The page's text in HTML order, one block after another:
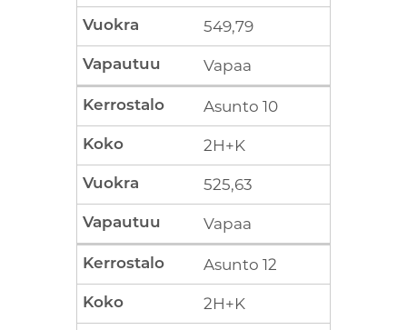
549,79
Vapaa
Asunto 10
2H+K
525,63
Vapaa
Asunto 12
2H+K